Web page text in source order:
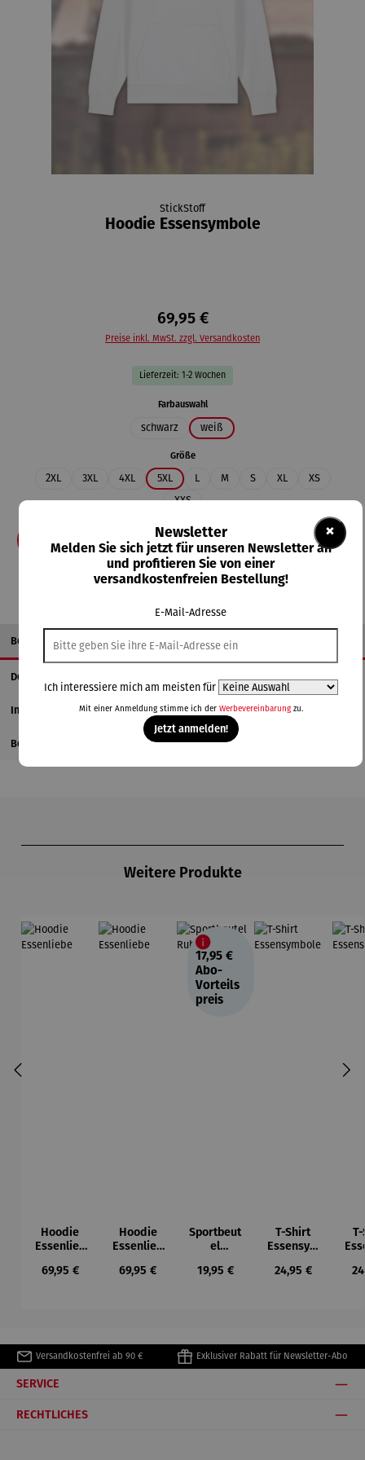
StickStoff
Hoodie Essensymbole
69,95 €
Preise inkl. MwSt. zzgl. Versandkosten
Lieferzeit: 1-2 Wochen
Farbauswahlauswählen
schwarz weiß
Größeauswählen
2XL 3XL 4XL 5XL L M S XL
XS
XXS
In den Warenkorb
Beschreibung
Details
Informationen zum Hersteller
Bewertungen
Weitere Produkte
Hoodie
Essenlieb
Regulärer Preis:
69,95 €
Hoodie
Essenlieb
Regulärer Preis:
69,95 €
17,95 €
Abo-
Vorteils
preis
Sportbeut
el
Regulärer Preis:
19,95 €
T-Shirt
Essensym
Regulärer Preis:
24,95 €
Versandkostenfrei ab 90 € Exklusiver Rabatt für Newsletter-Abo
SERVICE
RECHTLICHES
×
Newsletter
Melden Sie sich jetzt für unseren Newsletter an
und profitieren Sie von einer
versandkostenfreien Bestellung!
E-Mail-Adresse
Ich interessiere mich am meisten für
Mit einer Anmeldung stimme ich der Werbevereinbarungzu.
Jetzt anmelden!